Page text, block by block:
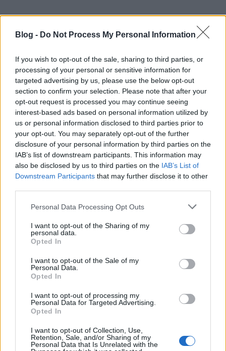
Blog - Do Not Process My Personal Information
If you wish to opt-out of the sale, sharing to third parties, or
processing of your personal or sensitive information for
targeted advertising by us, please use the below opt-out
section to confirm your selection. Please note that after your
opt-out request is processed you may continue seeing
interest-based ads based on personal information utilized by
us or personal information disclosed to third parties prior to
your opt-out. You may separately opt-out of the further
disclosure of your personal information by third parties on the
IAB’s list of downstream participants. This information may
also be disclosed by us to third parties on the IAB’s List of
Downstream Participants that may further disclose it to other
Please note that this website/app uses one or more Google
not limited to your visit or usage behaviour. You may click to
grant or deny consent to Google and its third-party tags to
use your data for below specified purposes in below Google
consent section.
Personal Data Processing Opt Outs
I want to opt-out of the Sharing of my
personal data.
Opted In
I want to opt-out of the Sale of my
Personal Data.
Opted In
I want to opt-out of processing my
Personal Data for Targeted Advertising.
Opted In
I want to opt-out of Collection, Use,
Retention, Sale, and/or Sharing of my
Personal Data that Is Unrelated with the
A folyadékok domborúsága,
homorúsága arra vezethető vissza, hogy minden
anyagnak van ilyen vonzási képessége. Levegőnél ez
elhanyagolható, de egy üvegpohárnál már láthatóvá
válhat, hogy a víz homorú formát vesz fel amint az
üveg vonzani kezdni, a higany viszont, aminek nagy a
felületi feszültsége már domborút. Sajnos a
végkövetkeztetéseket, és a matematikai, fizikai
kifejtést nem írhatjuk János számlájára, azt később
Thomas Young írta le.
Segner János (Pozsony, 1704. okt. 9. –
és geometriával ismerkedett. Tanulmányai közben
egy pestis járvány elöl volt kénytelen menekülni,
majd később elkapta a tífuszt. Valószínűleg ezek
hatására kezdett orvosi tanulmányokba. 1725-ben
beiratkozott a híres jénai egyetemre, s ott filozófiát,
matematikát és orvostudományt tanult - egy időben.
„Harmadévesként” már előadásokat tartott. 1730-
ban megszerezte orvosdoktori címét, majd visszatért
Pozsonyba gyakorló orvosnak. ’31-ben Debrecenbe
hívták a „civiltársaság” városi orvosának. E
megtisztelő felkérést visszautasította, de a weinmari